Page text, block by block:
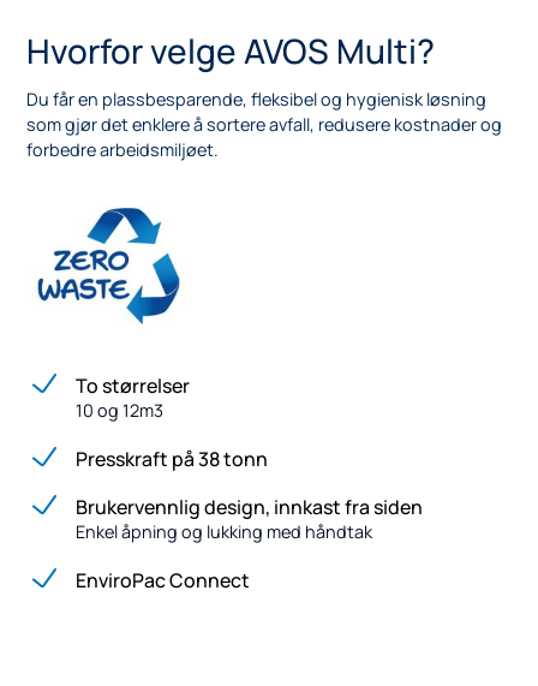
Hvorfor velge AVOS Multi?
Du får en plassbesparende, fleksibel og hygienisk løsning
som gjør det enklere å sortere avfall, redusere kostnader og
forbedre arbeidsmiljøet.
To størrelser
10 og 12m3
Presskraft på 38 tonn
Brukervennlig design, innkast fra siden
Enkel åpning og lukking med håndtak
EnviroPac Connect